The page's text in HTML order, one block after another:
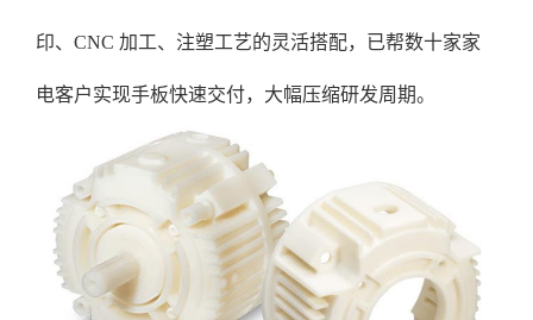
印、CNC 加工、注塑工艺的灵活搭配，已帮数十家家
电客户实现手板快速交付，大幅压缩研发周期。